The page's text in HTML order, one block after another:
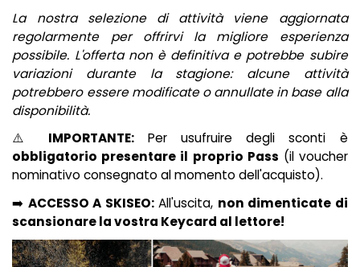
La nostra selezione di attività viene aggiornata
regolarmente per offrirvi la migliore esperienza
possibile. L'offerta non è definitiva e potrebbe subire
variazioni durante la stagione: alcune attività
potrebbero essere modificate o annullate in base alla
disponibilità.
⚠️ IMPORTANTE:Per usufruire degli sconti è
obbligatorio presentare il proprio Pass (il voucher
nominativo consegnato al momento dell'acquisto).
➡️ ACCESSO A SKISEO:All'uscita, non dimenticate di
scansionare la vostra Keycard al lettore!